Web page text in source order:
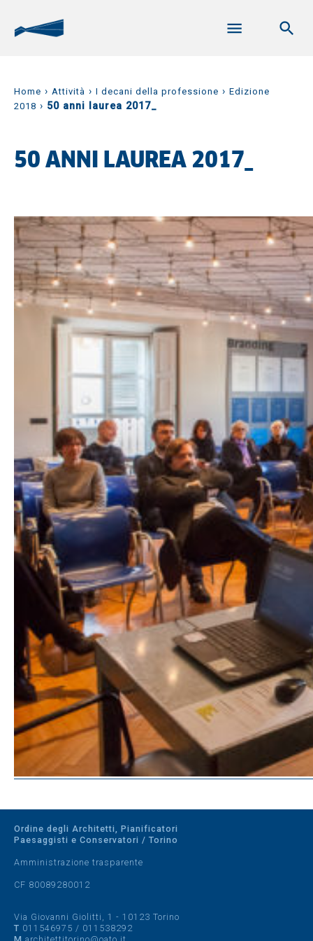
Home › Attività › I decani della professione › Edizione
2018 › 50 anni laurea 2017_
50 ANNI LAUREA 2017_
Ordine degli Architetti, Pianificatori
Paesaggisti e Conservatori / Torino
Amministrazione trasparente
CF 80089280012
Via Giovanni Giolitti, 1 - 10123 Torino
T 011546975 / 011538292